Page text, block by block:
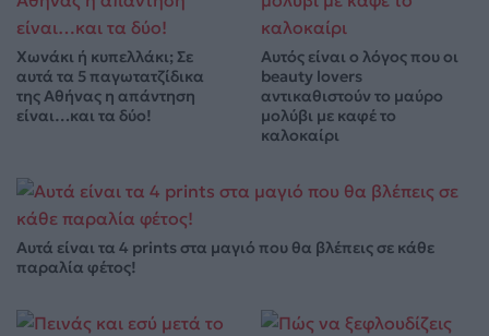
Χωνάκι ή κυπελλάκι; Σε
αυτά τα 5 παγωτατζίδικα
της Αθήνας η απάντηση
είναι…και τα δύο!
Αυτός είναι ο λόγος που οι
beauty lovers
αντικαθιστούν το μαύρο
μολύβι με καφέ το
καλοκαίρι
Αυτά είναι τα 4 prints στα μαγιό που θα βλέπεις σε κάθε
παραλία φέτος!